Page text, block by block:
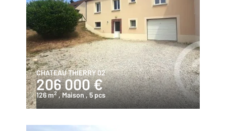
CHATEAU THIERRY 02
206 000 €
126 m2 , Maison , 5 pcs